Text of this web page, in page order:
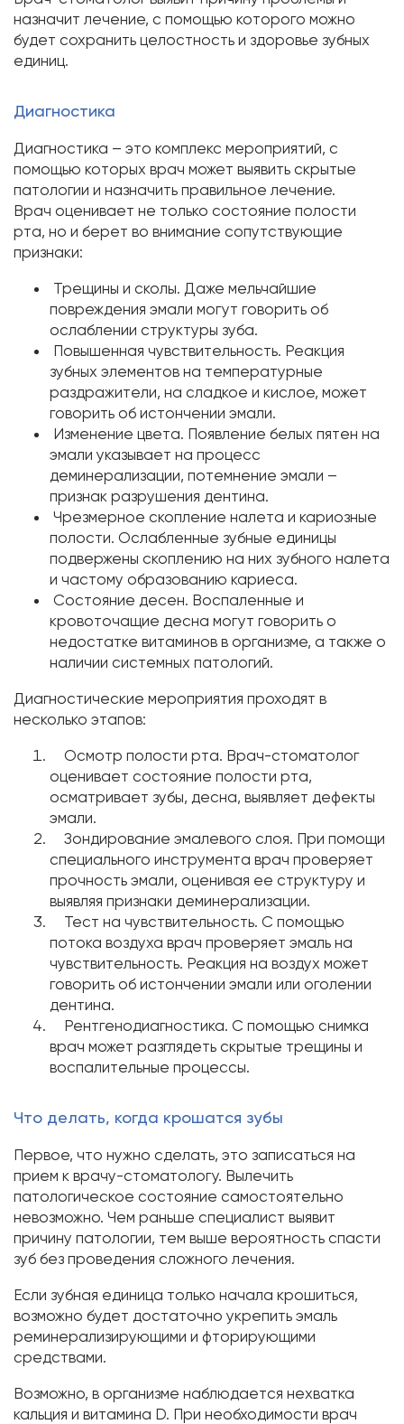
назначит лечение, с помощью которого можно
будет сохранить целостность и здоровье зубных
единиц.
Диагностика
Диагностика – это комплекс мероприятий, с
помощью которых врач может выявить скрытые
патологии и назначить правильное лечение.
Врач оценивает не только состояние полости
рта, но и берет во внимание сопутствующие
признаки:
Трещины и сколы. Даже мельчайшие
повреждения эмали могут говорить об
ослаблении структуры зуба.
Повышенная чувствительность. Реакция
зубных элементов на температурные
раздражители, на сладкое и кислое, может
говорить об истончении эмали.
Изменение цвета. Появление белых пятен на
эмали указывает на процесс
деминерализации, потемнение эмали –
признак разрушения дентина.
Чрезмерное скопление налета и кариозные
полости. Ослабленные зубные единицы
подвержены скоплению на них зубного налета
и частому образованию кариеса.
Состояние десен. Воспаленные и
кровоточащие десна могут говорить о
недостатке витаминов в организме, а также о
наличии системных патологий.
Диагностические мероприятия проходят в
несколько этапов:
Осмотр полости рта. Врач-стоматолог
оценивает состояние полости рта,
осматривает зубы, десна, выявляет дефекты
эмали.
Зондирование эмалевого слоя. При помощи
специального инструмента врач проверяет
прочность эмали, оценивая ее структуру и
выявляя признаки деминерализации.
Тест на чувствительность. С помощью
потока воздуха врач проверяет эмаль на
чувствительность. Реакция на воздух может
говорить об истончении эмали или оголении
дентина.
Рентгенодиагностика. С помощью снимка
врач может разглядеть скрытые трещины и
воспалительные процессы.
Что делать, когда крошатся зубы
Первое, что нужно сделать, это записаться на
прием к врачу-стоматологу. Вылечить
патологическое состояние самостоятельно
невозможно. Чем раньше специалист выявит
причину патологии, тем выше вероятность спасти
зуб без проведения сложного лечения.
Если зубная единица только начала крошиться,
возможно будет достаточно укрепить эмаль
реминерализирующими и фторирующими
средствами.
Возможно, в организме наблюдается нехватка
кальция и витамина D. При необходимости врач